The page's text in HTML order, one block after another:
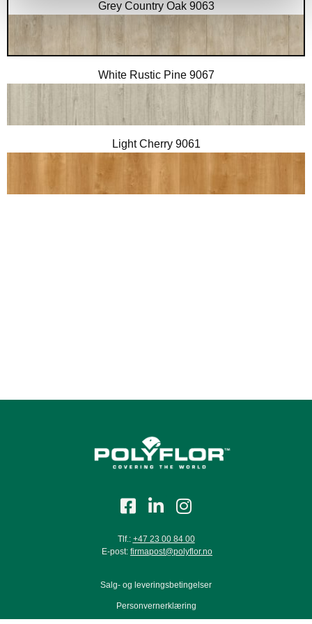
Grey Country Oak 9063
White Rustic Pine 9067
Light Cherry 9061
Light Grey Concrete 9070
Tlf.: +47 23 00 84 00
E-post: firmapost@polyflor.no
Salg- og leveringsbetingelser
Personvernerklæring